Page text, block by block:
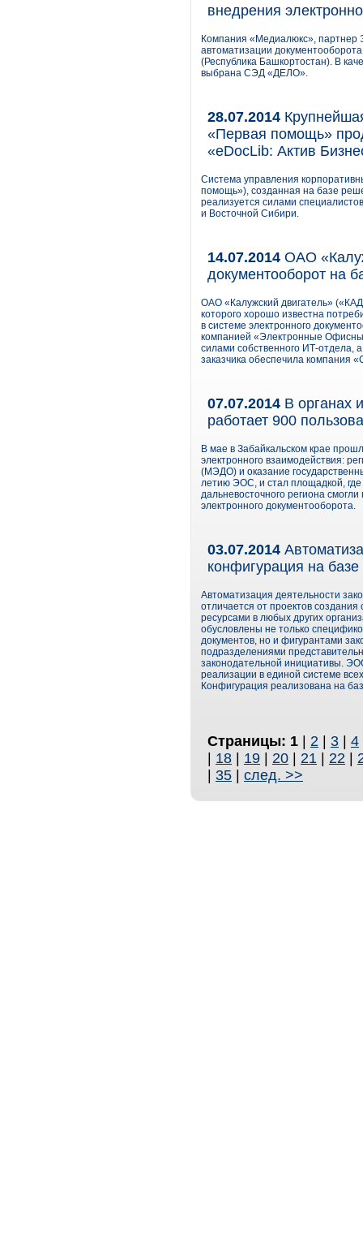
внедрения
Компания «Медиалюкс», партнер
автоматизации
(Республика Башкортостан). В
выбрана СЭД «ДЕЛО».
28.07.2014
«Первая помощь»
«eDocLib: Актив
Система управления
помощь»), созданная на базе
реализуется силами
и Восточной Сибири.
14.07.2014 ОАО
документооборот на
ОАО «Калужский двигатель»
которого хорошо известна
в системе электронного
компанией «Электронные
силами собственного ИТ-отдела,
заказчика обеспечила компания
07.07.2014 В органах
работает 900
В мае в Забайкальском крае
электронного взаимодействия:
(МЭДО) и оказание
летию ЭОС, и стал площадкой, где
дальневосточного региона
электронного документооборота.
03.07.2014
конфигурация на
Автоматизация деятельности
отличается от проектов
ресурсами в любых других
обусловлены не только
документов, но и фигурантами
подразделениями
законодательной инициативы.
реализации в единой системе
Конфигурация реализована на
Страницы: 1 2 3 4
18 19 20 21 22
35 след. >>